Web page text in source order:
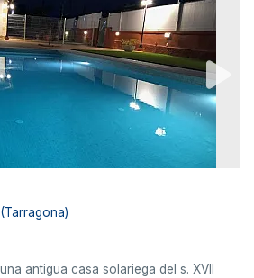
antigua casa solariega del s. XVII